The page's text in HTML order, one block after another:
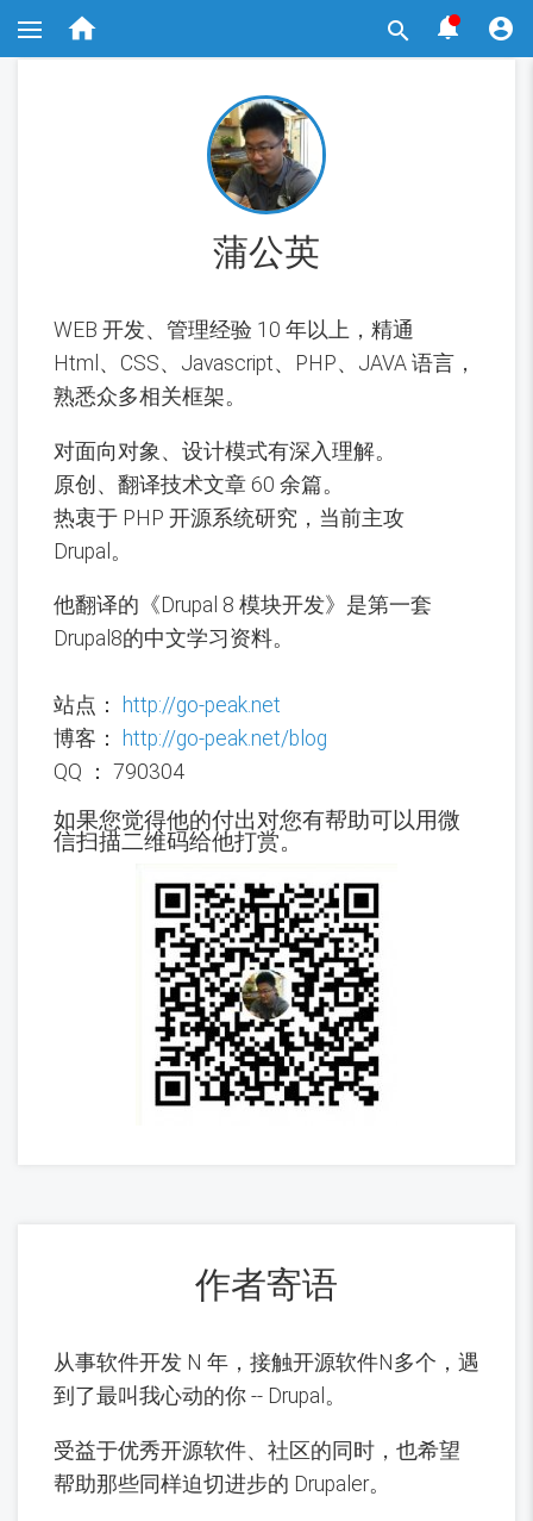
转
 


蒲公英
WEB 开发、管理经验 10 年以上，精通
Html、CSS、Javascript、PHP、JAVA 语言，
熟悉众多相关框架。
对面向对象、设计模式有深入理解。
原创、翻译技术文章 60 余篇。
热衷于 PHP 开源系统研究，当前主攻
Drupal。
他翻译的《Drupal 8 模块开发》是第一套
Drupal8的中文学习资料。
站点： http://go-peak.net
博客： http://go-peak.net/blog
QQ ： 790304
如果您觉得他的付出对您有帮助可以用微
信扫描二维码给他打赏。
作者寄语
从事软件开发 N 年，接触开源软件N多个，遇
到了最叫我心动的你 -- Drupal。
受益于优秀开源软件、社区的同时，也希望
帮助那些同样迫切进步的 Drupaler。